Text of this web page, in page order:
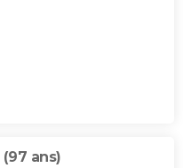
(97 ans)